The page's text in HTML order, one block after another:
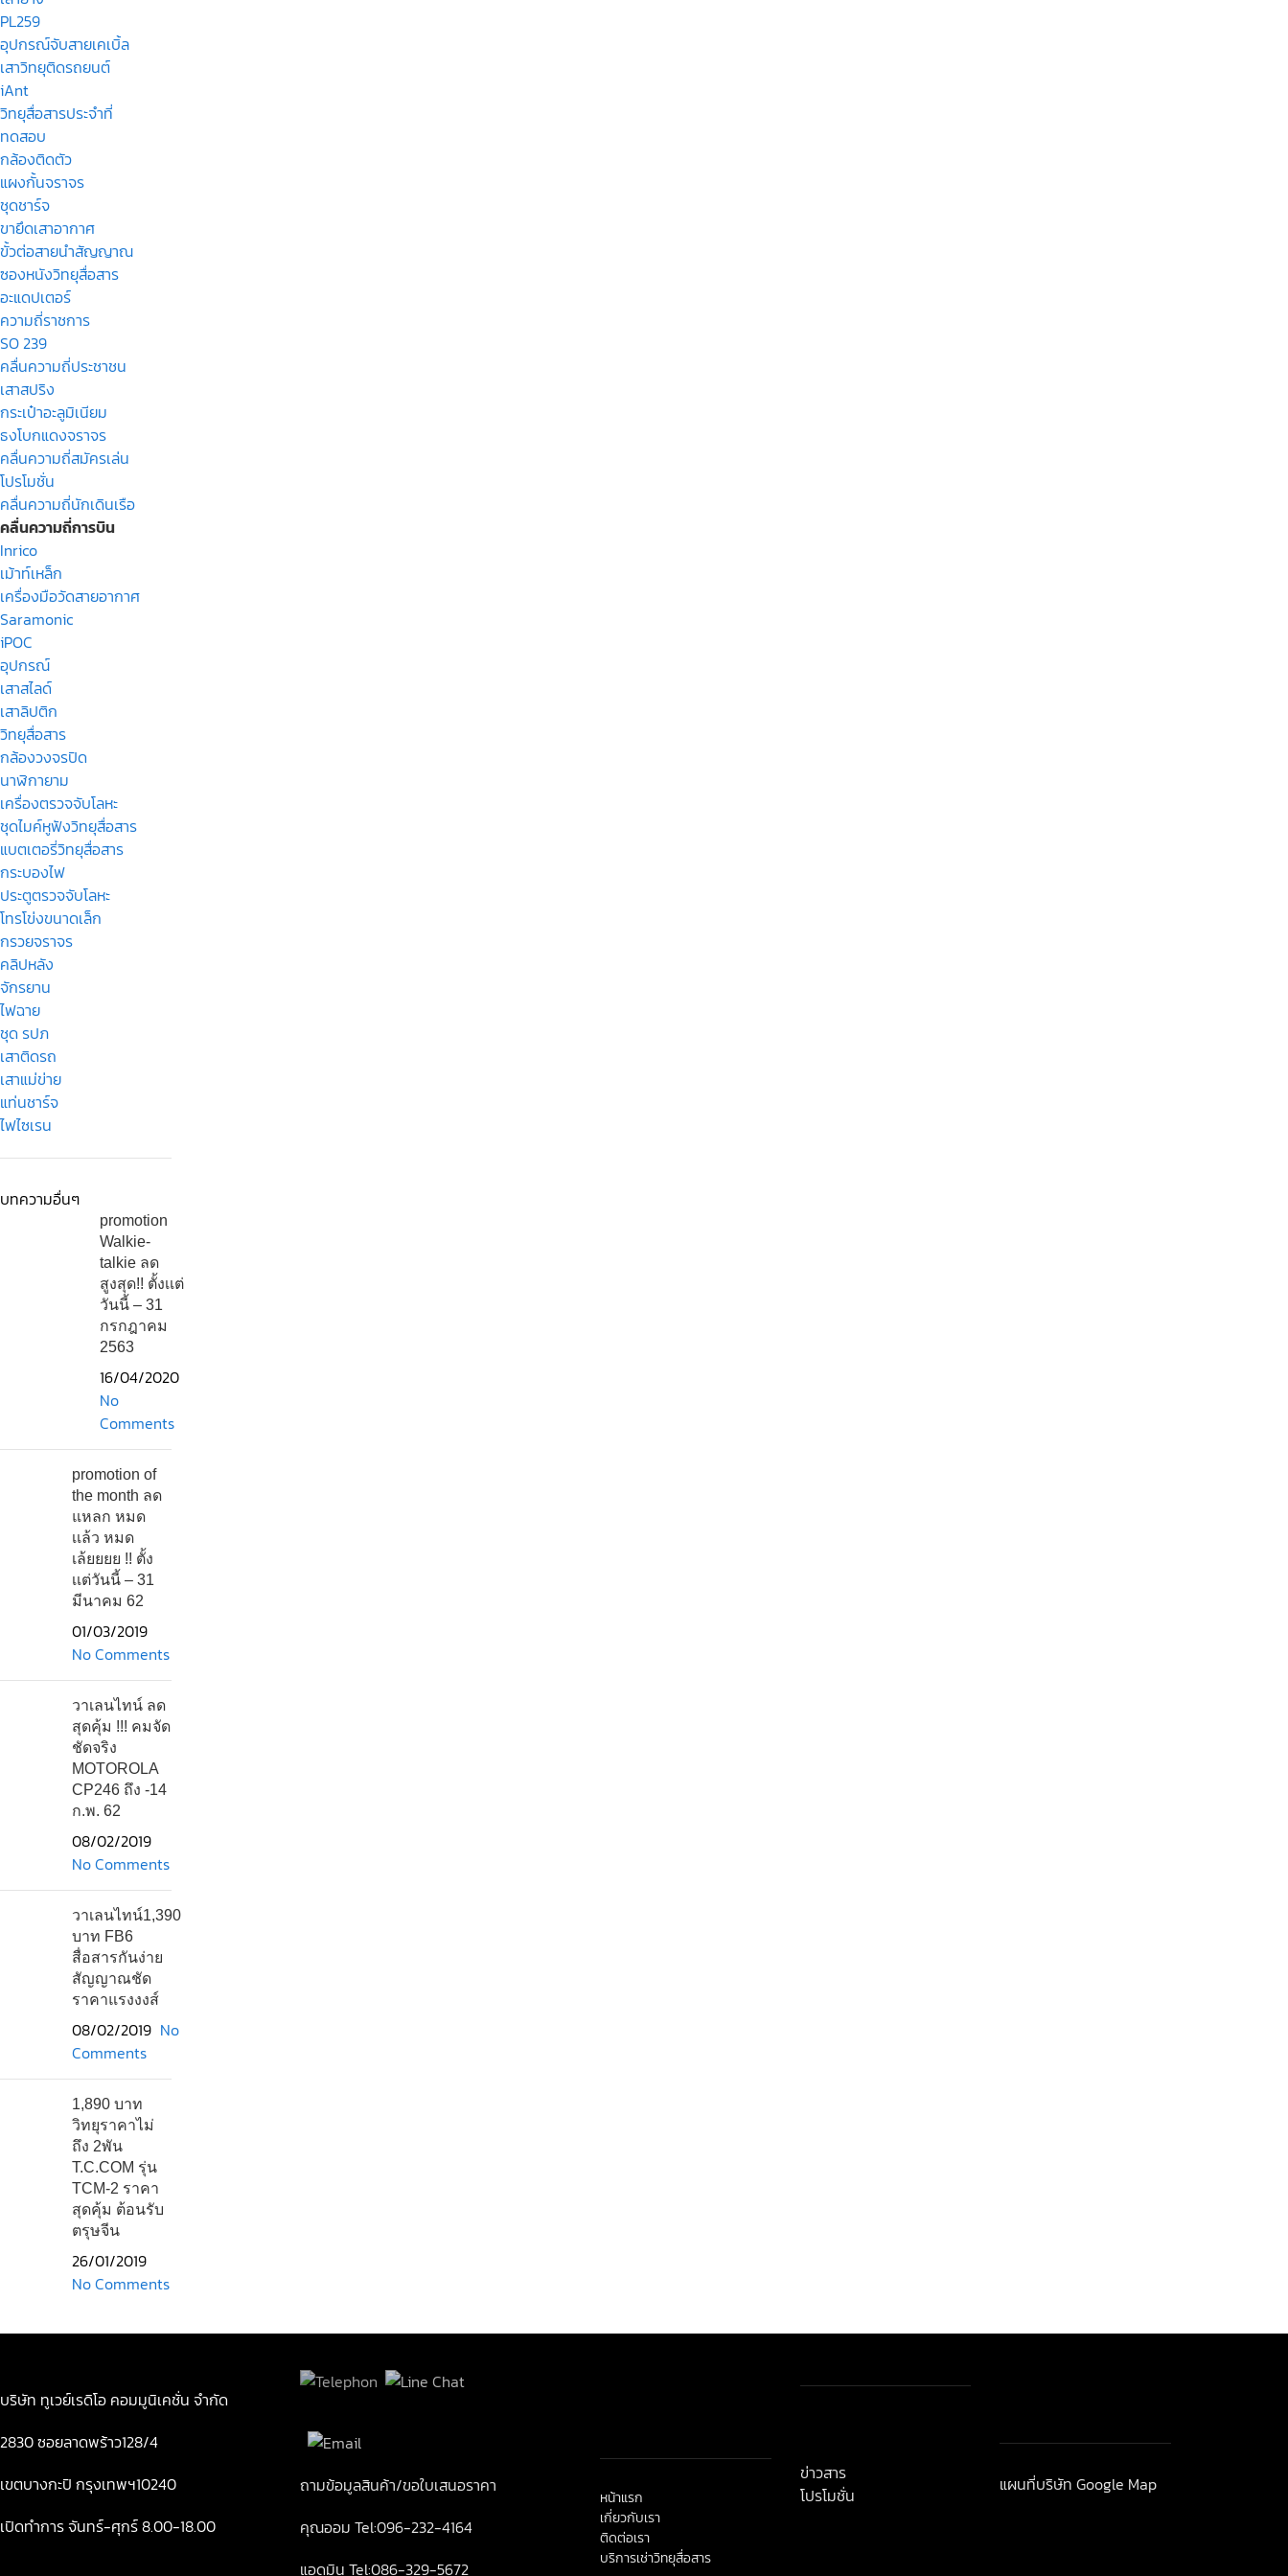
PL259
อุปกรณ์จับสายเคเบิ้ล
เสาวิทยุติดรถยนต์
iAnt
วิทยุสื่อสารประจำที่
ทดสอบ
กล้องติดตัว
แผงกั้นจราจร
ชุดชาร์จ
ขายึดเสาอากาศ
ขั้วต่อสายนำสัญญาณ
ซองหนังวิทยุสื่อสาร
อะแดปเตอร์
ความถี่ราชการ
SO 239
คลื่นความถี่ประชาชน
เสาสปริง
กระเป๋าอะลูมิเนียม
ธงโบกแดงจราจร
คลื่นความถี่สมัครเล่น
โปรโมชั่น
คลื่นความถี่นักเดินเรือ
คลื่นความถี่การบิน
Inrico
เม้าท์เหล็ก
เครื่องมือวัดสายอากาศ
Saramonic
iPOC
อุปกรณ์
เสาสไลด์
เสาลิปติก
วิทยุสื่อสาร
กล้องวงจรปิด
นาฬิกายาม
เครื่องตรวจจับโลหะ
ชุดไมค์หูฟังวิทยุสื่อสาร
แบตเตอรี่วิทยุสื่อสาร
กระบองไฟ
ประตูตรวจจับโลหะ
โทรโข่งขนาดเล็ก
กรวยจราจร
คลิปหลัง
จักรยาน
ไฟฉาย
ชุด รปภ
เสาติดรถ
เสาแม่ข่าย
แท่นชาร์จ
ไฟไซเรน
บทความอื่นๆ
promotion
Walkie-
talkie ลด
สูงสุด!! ตั้งเเต่
วันนี้ – 31
กรกฎาคม
2563
16/04/2020
No
Comments
promotion of
the month ลด
แหลก หมด
เเล้ว หมด
เล้ยยยย !! ตั้ง
เเต่วันนี้ – 31
มีนาคม 62
01/03/2019
No Comments
วาเลนไทน์ ลด
สุดคุ้ม !!! คมจัด
ชัดจริง
MOTOROLA
CP246 ถึง -14
ก.พ. 62
08/02/2019
No Comments
วาเลนไทน์1,390
บาท FB6
สื่อสารกันง่าย
สัญญาณชัด
ราคาแรงงงส์
08/02/2019 No
Comments
1,890 บาท
วิทยุราคาไม่
ถึง 2พัน
T.C.COM รุ่น
TCM-2 ราคา
สุดคุ้ม ต้อนรับ
ตรุษจีน
26/01/2019
No Comments
บริษัท ทูเวย์เรดิโอ คอมมูนิเคชั่น จำกัด
เปิดทำการ จันทร์-ศุกร์ 8.00-18.00
ถามข้อมูลสินค้า/ขอใบเสนอราคา
คุณออม Tel:096-232-4164
แอดมิน Tel:086-329-5672
หน้าแรก
เกี่ยวกับเรา
ติดต่อเรา
บริการเช่าวิทยุสื่อสาร
ข่าวสาร
โปรโมชั่น
แผนที่บริษัท Google Map